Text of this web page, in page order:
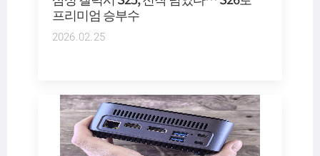
프리미엄 승부수
2026.02.25